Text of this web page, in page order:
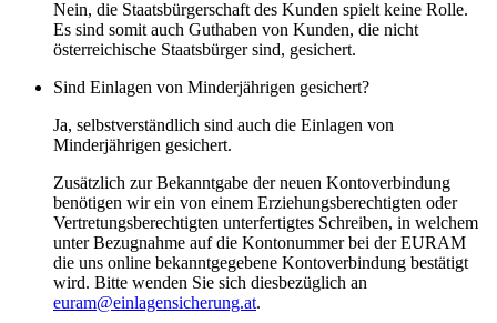
Nein, die Staatsbürgerschaft des Kunden spielt keine Rolle.
Es sind somit auch Guthaben von Kunden, die nicht
österreichische Staatsbürger sind, gesichert.
Sind Einlagen von Minderjährigen gesichert?
Ja, selbstverständlich sind auch die Einlagen von
Minderjährigen gesichert.
Zusätzlich zur Bekanntgabe der neuen Kontoverbindung
benötigen wir ein von einem Erziehungsberechtigten oder
Vertretungsberechtigten unterfertigtes Schreiben, in welchem
unter Bezugnahme auf die Kontonummer bei der EURAM
die uns online bekanntgegebene Kontoverbindung bestätigt
wird. Bitte wenden Sie sich diesbezüglich an
euram@einlagensicherung.at.